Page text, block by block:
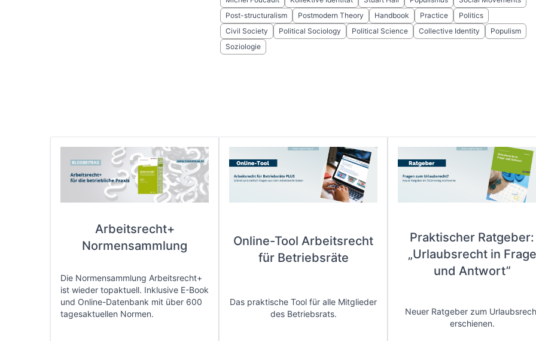
Post-structuralism
Postmodern Theory Handbook Practice
Politics
Civil Society
Political Sociology Political Science Collective Identity
Populism
Soziologie
Arbeitsrecht+
Normensammlung
Die Normensammlung Arbeitsrecht+
ist wieder topaktuell. Inklusive E-Book
und Online-Datenbank mit über 600
tagesaktuellen Normen.
Online-Tool Arbeitsrecht
für Betriebsräte
Das praktische Tool für alle Mitglieder
des Betriebsrats.
Praktischer Ratgeber:
„Urlaubsrecht in Frage
und Antwort”
Neuer Ratgeber zum
erschienen.